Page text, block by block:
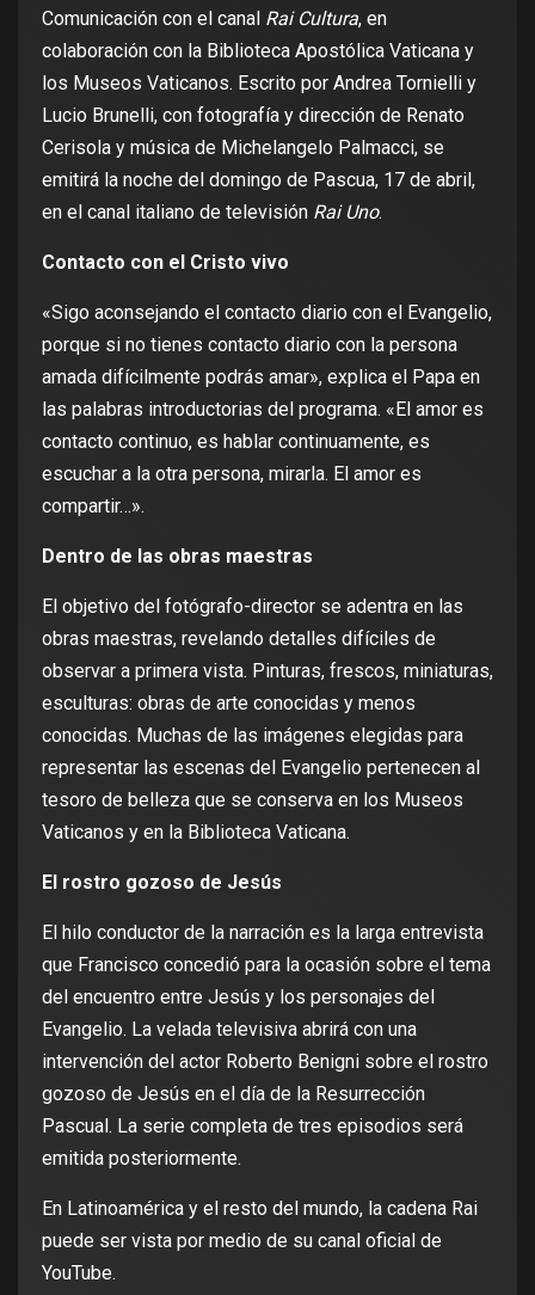
Comunicación con el canal Rai Cultura, en
colaboración con la Biblioteca Apostólica Vaticana y
los Museos Vaticanos. Escrito por Andrea Tornielli y
Lucio Brunelli, con fotografía y dirección de Renato
Cerisola y música de Michelangelo Palmacci, se
emitirá la noche del domingo de Pascua, 17 de abril,
en el canal italiano de televisión Rai Uno.
Contacto con el Cristo vivo
«Sigo aconsejando el contacto diario con el Evangelio,
porque si no tienes contacto diario con la persona
amada difícilmente podrás amar», explica el Papa en
las palabras introductorias del programa. «El amor es
contacto continuo, es hablar continuamente, es
escuchar a la otra persona, mirarla. El amor es
compartir…».
Dentro de las obras maestras
El objetivo del fotógrafo-director se adentra en las
obras maestras, revelando detalles difíciles de
observar a primera vista. Pinturas, frescos, miniaturas,
esculturas: obras de arte conocidas y menos
conocidas. Muchas de las imágenes elegidas para
representar las escenas del Evangelio pertenecen al
tesoro de belleza que se conserva en los Museos
Vaticanos y en la Biblioteca Vaticana.
El rostro gozoso de Jesús
El hilo conductor de la narración es la larga entrevista
que Francisco concedió para la ocasión sobre el tema
del encuentro entre Jesús y los personajes del
Evangelio. La velada televisiva abrirá con una
intervención del actor Roberto Benigni sobre el rostro
gozoso de Jesús en el día de la Resurrección
Pascual. La serie completa de tres episodios será
emitida posteriormente.
En Latinoamérica y el resto del mundo, la cadena Rai
puede ser vista por medio de su canal oficial de
YouTube.